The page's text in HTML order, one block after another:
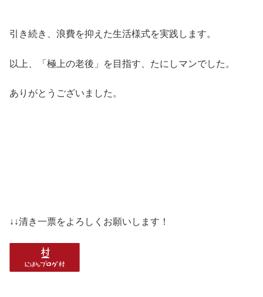
引き続き、浪費を抑えた生活様式を実践します。
以上、「極上の老後」を目指す、たにしマンでした。
ありがとうございました。
↓↓清き一票をよろしくお願いします！